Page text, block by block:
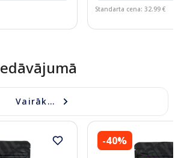
Standarta cena: 32.99 €
Vairāk...
-40%